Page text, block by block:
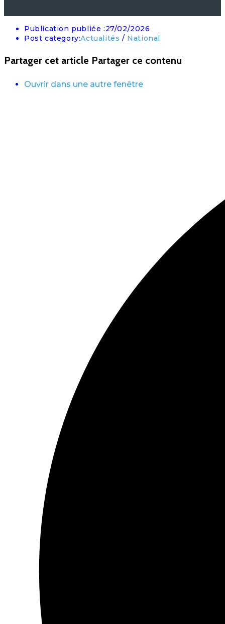
Publication publiée :27/02/2026
Post category:Actualités / National
Partager cet article Partager ce contenu
Ouvrir dans une autre fenêtre